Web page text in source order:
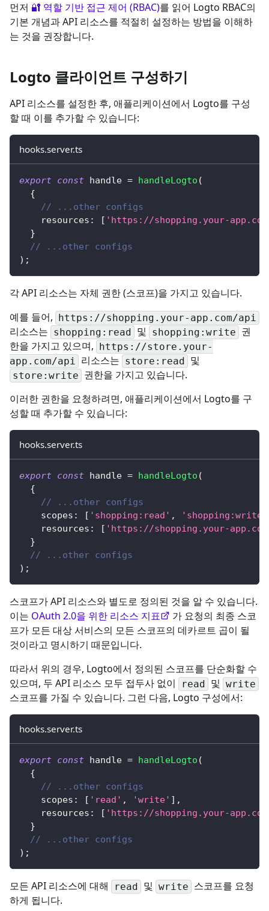
먼저 🔐 역할 기반 접근 제어 (RBAC)를 읽어 Logto RBAC의
기본 개념과 API 리소스를 적절히 설정하는 방법을 이해하
는 것을 권장합니다.
Logto 클라이언트 구성하기
API 리소스를 설정한 후, 애플리케이션에서 Logto를 구성
할 때 이를 추가할 수 있습니다:
hooks.server.ts
export const handle = handleLogto (
{
// ...other configs
    resources
: [ 'https://shopping.your-
}
// ...other configs
) ;
각 API 리소스는 자체 권한 (스코프)을 가지고 있습니다.
예를 들어, https://shopping.your-app.com/api
리소스는 shopping:read 및 shopping:write 권
한을 가지고 있으며, https://store.your-
app.com/api
리소스는 store:read 및
store:write 권한을 가지고 있습니다.
이러한 권한을 요청하려면, 애플리케이션에서 Logto를 구
성할 때 추가할 수 있습니다:
hooks.server.ts
export const handle = handleLogto (
{
// ...other configs
    scopes
: [ 'shopping:read' , 'shopping:write'
    resources
: [ 'https://shopping.your-
}
// ...other configs
) ;
스코프가 API 리소스와 별도로 정의된 것을 알 수 있습니다.
이는 OAuth 2.0을 위한 리소스 지표
가 요청의 최종 스코
프가 모든 대상 서비스의 모든 스코프의 데카르트 곱이 될
것이라고 명시하기 때문입니다.
따라서 위의 경우, Logto에서 정의된 스코프를 단순화할 수
있으며, 두 API 리소스 모두 접두사 없이
read 및 write
스코프를 가질 수 있습니다. 그런 다음, Logto 구성에서:
hooks.server.ts
export const handle = handleLogto (
{
// ...other configs
    scopes
: [ 'read' , 'write' ] ,
    resources
: [ 'https://shopping.your-
}
// ...other configs
) ;
모든 API 리소스에 대해 read 및 write 스코프를 요청
하게 됩니다.